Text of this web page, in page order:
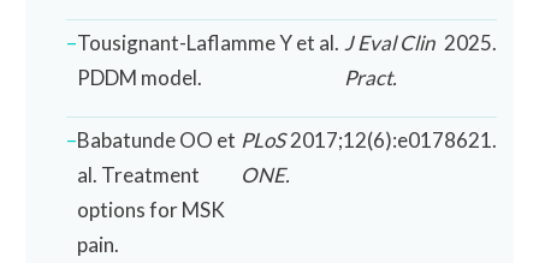
Tousignant-Laflamme Y et al.
PDDM model.
J Eval Clin
Pract.
2025.
Babatunde OO et
al. Treatment
options for MSK
pain.
PLoS
ONE.
2017;12(6):e0178621.